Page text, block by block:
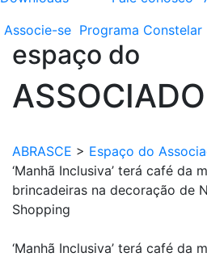
Associe-se Programa Constelar
espaço do
ASSOCIADO
ABRASCE > Espaço do
‘Manhã Inclusiva’ terá café da
brincadeiras na decoração de
Shopping
‘Manhã Inclusiva’ terá café da